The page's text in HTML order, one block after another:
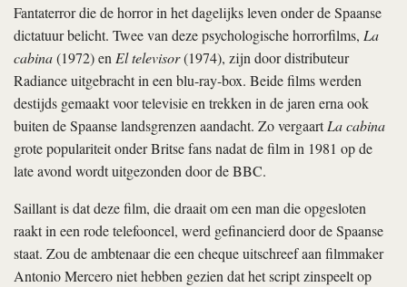
Fantaterror die de horror in het dagelijks leven onder de Spaanse
dictatuur belicht. Twee van deze psychologische horrorfilms, La
cabina(1972) en El televisor(1974), zijn door distributeur
Radiance uitgebracht in een blu-ray-box. Beide films werden
destijds gemaakt voor televisie en trekken in de jaren erna ook
buiten de Spaanse landsgrenzen aandacht. Zo vergaartLa cabina
grote populariteit onder Britse fans nadat de film in 1981 op de
late avond wordt uitgezonden door de BBC.
Saillant is dat deze film, die draait om een man die opgesloten
raakt in een rode telefooncel, werd gefinancierd door de Spaanse
staat. Zou de ambtenaar die een cheque uitschreef aan filmmaker
Antonio Mercero niet hebben gezien dat het script zinspeelt op